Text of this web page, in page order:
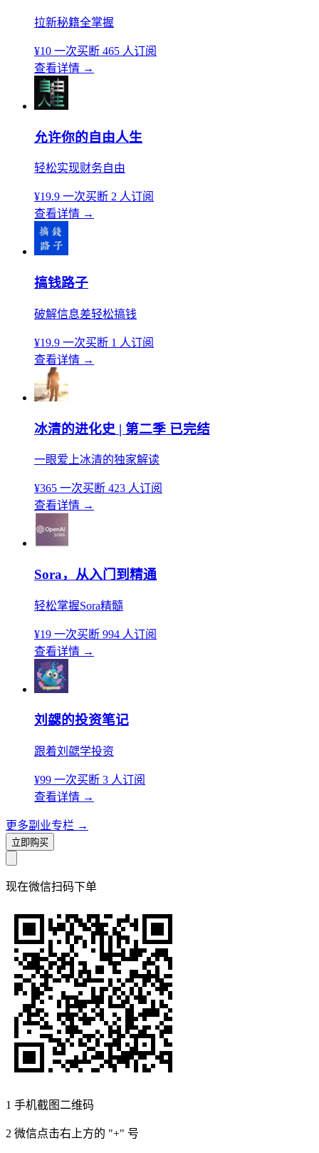
拉新秘籍全掌握
¥10 一次买断 465 人订阅
查看详情 →
允许你的自由人生
轻松实现财务自由
¥19.9 一次买断 2 人订阅
查看详情 →
搞钱路子
破解信息差轻松搞钱
¥19.9 一次买断 1 人订阅
查看详情 →
冰清的进化史 | 第二季 已完结
一眼爱上冰清的独家解读
¥365 一次买断 423 人订阅
查看详情 →
Sora，从入门到精通
轻松掌握Sora精髓
¥19 一次买断 994 人订阅
查看详情 →
刘勰的投资笔记
跟着刘勰学投资
¥99 一次买断 3 人订阅
查看详情 →
更多副业专栏 →
立即购买
现在微信扫码下单
1 手机截图二维码
2 微信点击右上方的 "+" 号